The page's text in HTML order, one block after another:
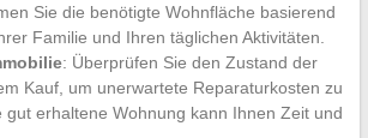
Sie die benötigte Wohnfläche basierend
Familie und Ihren täglichen Aktivitäten.
: Überprüfen Sie den Zustand der
Kauf, um unerwartete Reparaturkosten zu
gut erhaltene Wohnung kann Ihnen Zeit und